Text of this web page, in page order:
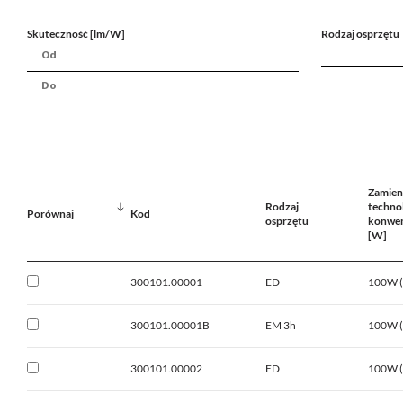
Skuteczność [lm/W] Rodzaj osprzętu
Porównaj Kod
Rodzaj
osprzętu
[W]
300101.00001 ED 100W
300101.00001B EM 3h 100W
300101.00002 ED 100W